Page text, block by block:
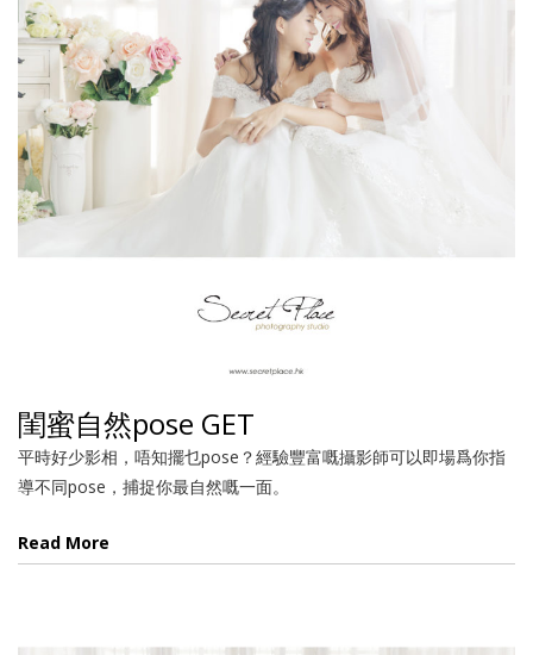
閨蜜自然pose GET
平時好少影相，唔知擺乜pose？經驗豐富嘅攝影師可以即場爲你指
導不同pose，捕捉你最自然嘅一面。
Read More